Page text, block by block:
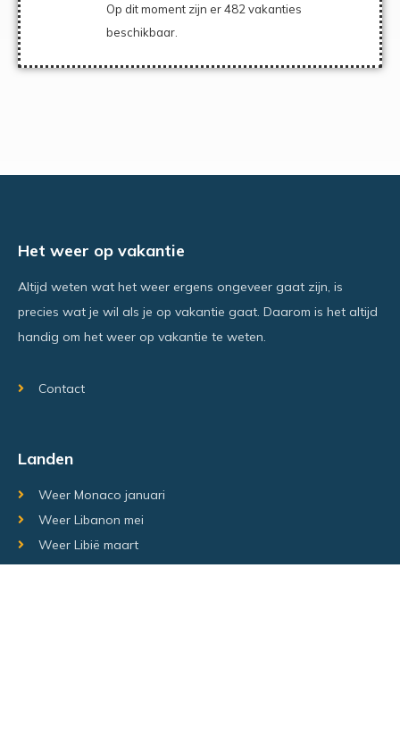
Op dit moment zijn er 482 vakanties
beschikbaar.
Het weer op vakantie
Altijd weten wat het weer ergens ongeveer gaat zijn, is
precies wat je wil als je op vakantie gaat. Daarom is het altijd
handig om het weer op vakantie te weten.
Contact
Landen
Weer Monaco januari
Weer Libanon mei
Weer Libië maart